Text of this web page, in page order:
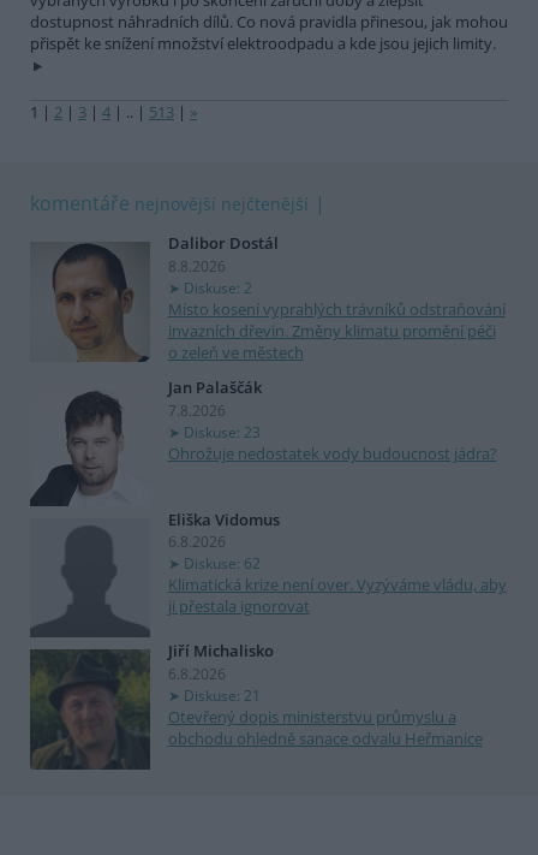
dostupnost náhradních dílů. Co nová pravidla přinesou, jak mohou
přispět ke snížení množství elektroodpadu a kde jsou jejich limity.
1 | 2 | 3 | 4 | .. | 513 | »
komentáře nejnovější nejčtenější
Dalibor Dostál
8.8.2026
Diskuse: 2
Místo kosení vyprahlých trávníků odstraňování
invazních dřevin. Změny klimatu promění péči
o zeleň ve městech
Jan Palaščák
7.8.2026
Diskuse: 23
Ohrožuje nedostatek vody budoucnost jádra?
Eliška Vidomus
6.8.2026
Diskuse: 62
Klimatická krize není over. Vyzýváme vládu, aby
ji přestala ignorovat
Jiří Michalisko
6.8.2026
Diskuse: 21
Otevřený dopis ministerstvu průmyslu a
obchodu ohledně sanace odvalu Heřmanice